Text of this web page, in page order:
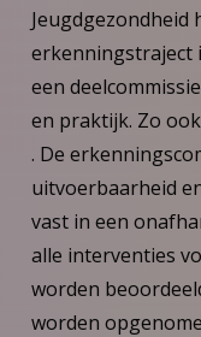
Jeugdgezondheid
erkenningstraject
een
en praktijk. Zo
. De
uitvoerbaarheid
vast in een
alle interventies
worden
worden